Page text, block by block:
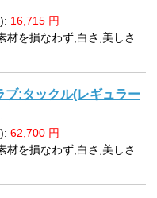
16,715 円
材を損なわず,白さ,美しさ
ブ:タックル(レギュラー
62,700 円
材を損なわず,白さ,美しさ